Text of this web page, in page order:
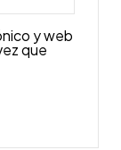
y web
que